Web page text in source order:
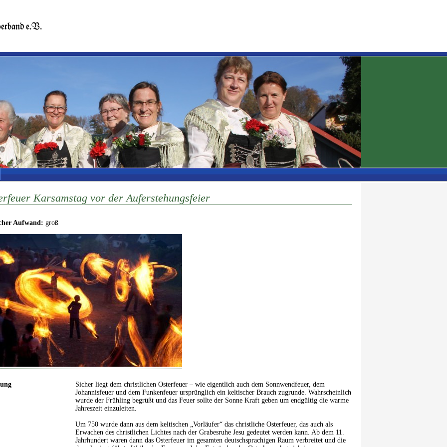
Karsamstag vor der Auferstehungsfeier
Aufwand: groß
Sicher liegt dem christlichen Osterfeuer – wie eigentlich auch dem Sonnwendfeuer, dem
Johannisfeuer und dem Funkenfeuer ursprünglich ein keltischer Brauch zugrunde. Wahrscheinlich
wurde der Frühling begrüßt und das Feuer sollte der Sonne Kraft geben um endgültig die warme
Jahreszeit einzuleiten.
Um 750 wurde dann aus dem keltischen „Vorläufer“ das christliche Osterfeuer, das auch als
Erwachen des christlichen Lichtes nach der Grabesruhe Jesu gedeutet werden kann. Ab dem 11.
Jahrhundert waren dann das Osterfeuer im gesamten deutschsprachigen Raum verbreitet und die